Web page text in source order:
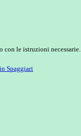
con le istruzioni necessarie.
Spaggiari